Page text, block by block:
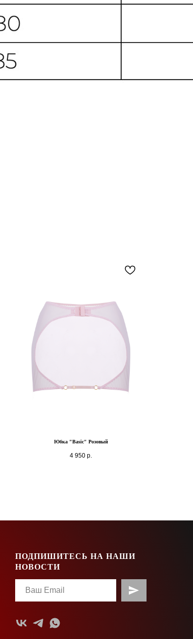
Юбка "Basic" Розовый
4 950 р.
ПОДПИШИТЕСЬ НА НАШИ
НОВОСТИ